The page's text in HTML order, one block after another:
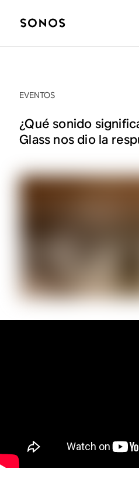
EVENTOS
¿Qué sonido
Glass nos dio la